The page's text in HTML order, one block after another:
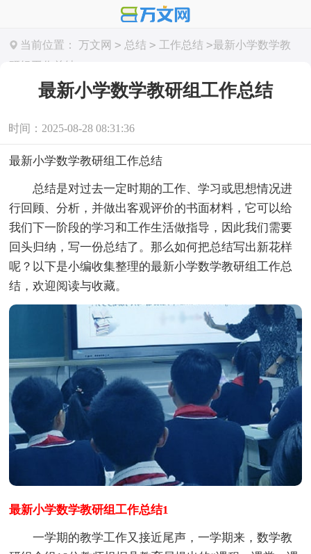
当前位置： 万文网 > 总结 > 工作总结 >最新小学数学教
研组工作总结
最新小学数学教研组工作总结
时间：2025-08-28 08:31:36
最新小学数学教研组工作总结
总结是对过去一定时期的工作、学习或思想情况进
行回顾、分析，并做出客观评价的书面材料，它可以给
我们下一阶段的学习和工作生活做指导，因此我们需要
回头归纳，写一份总结了。那么如何把总结写出新花样
呢？以下是小编收集整理的最新小学数学教研组工作总
结，欢迎阅读与收藏。
最新小学数学教研组工作总结1
一学期的教学工作又接近尾声，一学期来，数学教